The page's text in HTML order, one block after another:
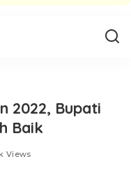
2022, Bupati
Baik
Views